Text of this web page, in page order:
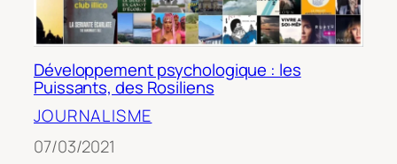
Développement psychologique : les
Puissants, des Rosiliens
JOURNALISME
07/03/2021